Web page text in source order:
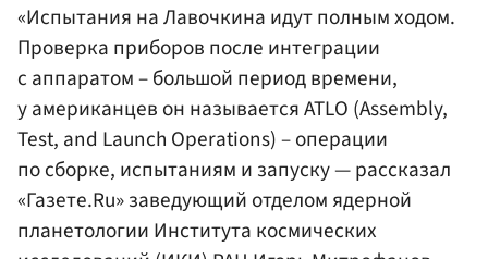
«Испытания на Лавочкина идут полным ходом.
Проверка приборов после интеграции
с аппаратом – большой период времени,
у американцев он называется ATLO (Assembly,
Test, and Launch Operations) – операции
по сборке, испытаниям и запуску — рассказал
«Газете.Ru» заведующий отделом ядерной
планетологии Института космических